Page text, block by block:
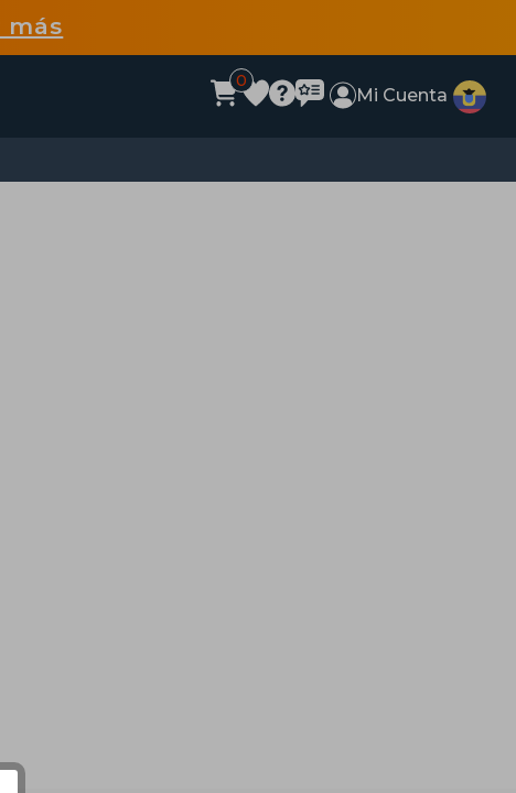
más
0
Mi Cuenta